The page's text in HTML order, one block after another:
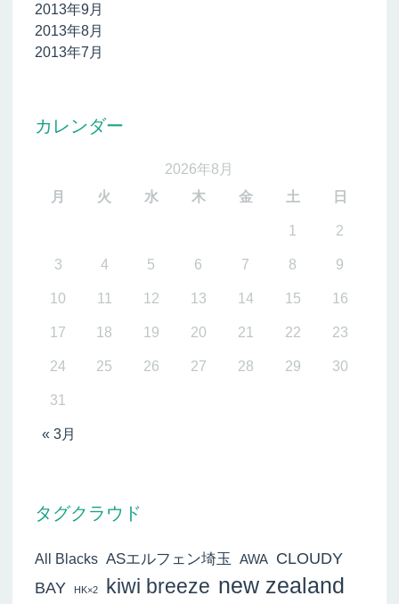
2013年9月
2013年8月
2013年7月
カレンダー
2026年8月
月
火 水 木 金 土 日
« 3月
1 2
3 4 5 6 7 8 9
10 11 12 13 14 15 16
17 18 19 20 21 22 23
24 25 26 27 28 29 30
31
タグクラウド
All Blacks ASエルフェン埼玉 AWA CLOUDY
BAY
HK×2 kiwi breeze new zealand